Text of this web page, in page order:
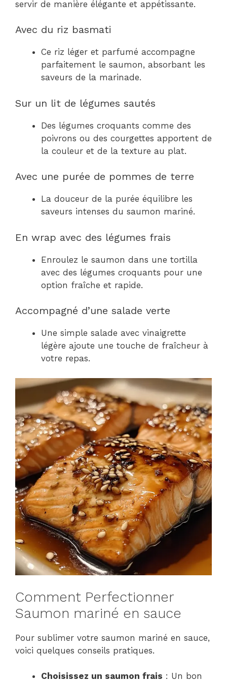
servir de manière élégante et appétissante.
Avec du riz basmati
Ce riz léger et parfumé accompagne
parfaitement le saumon, absorbant les
saveurs de la marinade.
Sur un lit de légumes sautés
Des légumes croquants comme des
poivrons ou des courgettes apportent de
la couleur et de la texture au plat.
Avec une purée de pommes de terre
La douceur de la purée équilibre les
saveurs intenses du saumon mariné.
En wrap avec des légumes frais
Enroulez le saumon dans une tortilla
avec des légumes croquants pour une
option fraîche et rapide.
Accompagné d’une salade verte
Une simple salade avec vinaigrette
légère ajoute une touche de fraîcheur à
votre repas.
Comment Perfectionner
Saumon mariné en sauce
Pour sublimer votre saumon mariné en sauce,
voici quelques conseils pratiques.
Choisissez un saumon frais : Un bon